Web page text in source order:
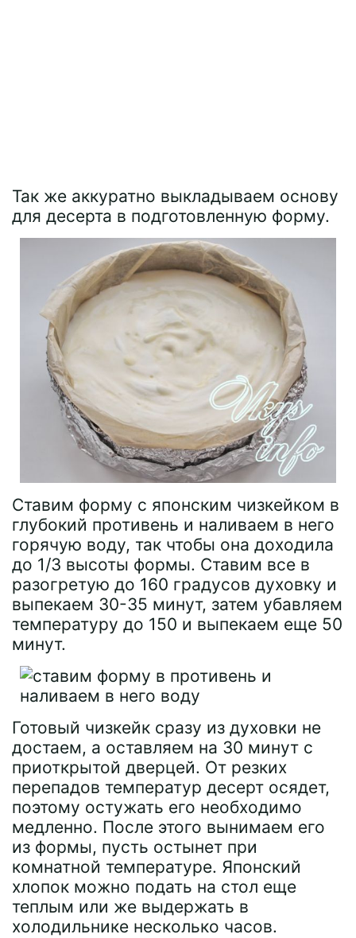
Так же аккуратно выкладываем основу
для десерта в подготовленную форму.
Ставим форму с японским чизкейком в
глубокий противень и наливаем в него
горячую воду, так чтобы она доходила
до 1/3 высоты формы. Ставим все в
разогретую до 160 градусов духовку и
выпекаем 30-35 минут, затем убавляем
температуру до 150 и выпекаем еще 50
минут.
Готовый чизкейк сразу из духовки не
достаем, а оставляем на 30 минут с
приоткрытой дверцей. От резких
перепадов температур десерт осядет,
поэтому остужать его необходимо
медленно. После этого вынимаем его
из формы, пусть остынет при
комнатной температуре. Японский
хлопок можно подать на стол еще
теплым или же выдержать в
холодильнике несколько часов.